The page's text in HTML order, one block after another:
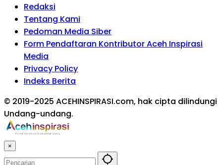
Redaksi
Tentang Kami
Pedoman Media Siber
Form Pendaftaran Kontributor Aceh Inspirasi
Media
Privacy Policy
Indeks Berita
© 2019-2025 ACEHINSPIRASI.com, hak cipta dilindungi
Undang-undang.
×